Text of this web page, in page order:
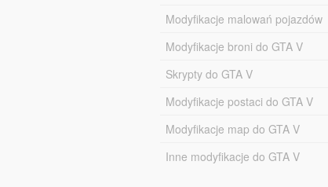
Modyfikacje malowań pojazdów
Modyfikacje broni do GTA V
Skrypty do GTA V
Modyfikacje postaci do GTA V
Modyfikacje map do GTA V
Inne modyfikacje do GTA V